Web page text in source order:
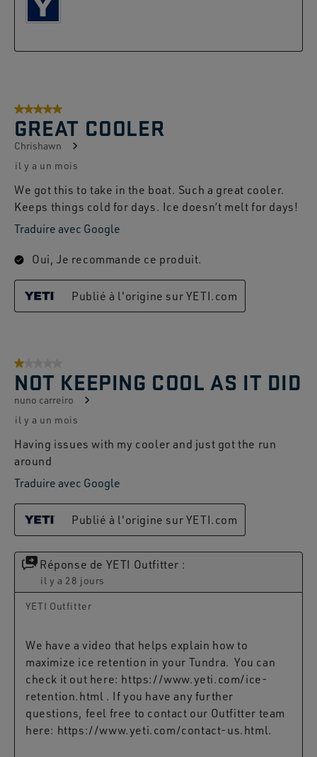
5 sur 5 étoiles.
GREAT COOLER
Chrishawn
il y a un mois
We got this to take in the boat. Such a great cooler.
Keeps things cold for days. Ice doesn’t melt for days!
Traduire avec Google
Oui, Je recommande ce produit.
Publié à l'origine sur YETI.com
1 sur 5 étoiles.
NOT KEEPING COOL AS IT DID
nuno carreiro
il y a un mois
Having issues with my cooler and just got the run
around
Traduire avec Google
Publié à l'origine sur YETI.com
Réponse de YETI Outfitter :
il y a 28 jours
YETI Outfitter
We have a video that helps explain how to
maximize ice retention in your Tundra.  You can
check it out here: https://www.yeti.com/ice-
retention.html . If you have any further
questions, feel free to contact our Outfitter team
here: https://www.yeti.com/contact-us.html.